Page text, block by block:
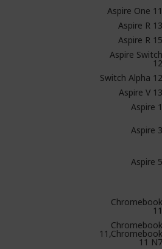
Aspire One 11
Aspire R 13
Aspire R 15
Aspire Switch
12
Switch Alpha 12
Aspire V 13
Aspire 1
Aspire 3
Aspire 5
Chromebook
11
Chromebook
11,Chromebook
11 N7